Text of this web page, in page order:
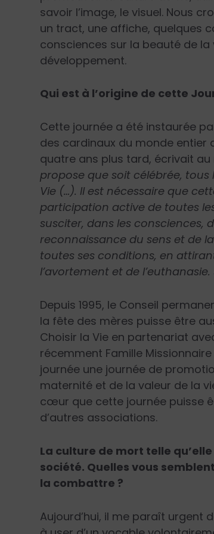
savoir l’image, le visuel. Nous
un tract, une affiche, quelques
consciences sur la beauté de
développement.
Qui est à l’origine de cette
Cette journée a été instaurée
des cardinaux du monde entier
quatre ans plus tard, écrivait au
propose que soit célébrée,
Vie (…). Il est nécessaire que
participation active de toutes
susciter, dans les consciences,
reconnaissance du sens et de
toutes ses conditions, en
l’avortement et de l’euthanasie.
Depuis 1995, le Conseil
la fête des mères puisse être
Choisir la Vie en partenariat
récemment Famille
journée une journée de
maternité et de la valeur de la
cœur que cette journée puisse
d’autres associations.
La culture de mort telle
société. Quelles vous
la combattre ?
Aujourd’hui, il me paraît urgent